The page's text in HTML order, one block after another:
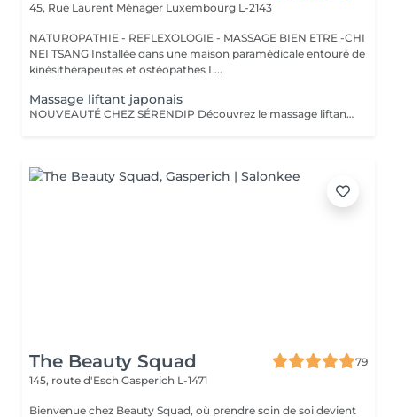
45, Rue Laurent Ménager Luxembourg L-2143
NATUROPATHIE - REFLEXOLOGIE - MASSAGE BIEN ETRE -CHI
NEI TSANG Installée dans une maison paramédicale entouré de
kinésithérapeutes et ostéopathes L...
Massage liftant japonais
NOUVEAUTÉ CHEZ SÉRENDIP Découvrez le massage liftant naturel japonais, un soin d'exception qui allie beauté, bien-être et énergie vitale ! Bien plus qu'un simple massage, cette technique ancestrale agit sur tous les plans : Esthétique Raffermit, tonifie et illumine votre peau naturellement. Énergétique Stimule les méridiens pour une meilleure circulation de l'énergie. Émotionnel Apaise le système nerveux, libère les tensions et favorise un sommeil réparateur. Un lifting 100 % naturel : sans crèmes ni produits chimiques, uniquement des hydrolats purs et, sur demande, des huiles essentielles pour sublimer votre peau. Une détente profonde : évacuez le stress et retrouvez un équilibre intérieur. Un éclat retrouvé : stimule la production de collagène et réveille l'éclat de votre visage.
The Beauty Squad
79
145, route d'Esch Gasperich L-1471
Bienvenue chez Beauty Squad, où prendre soin de soi devient